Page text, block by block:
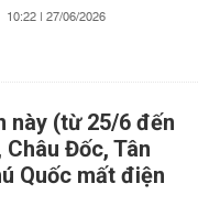
10:22 | 27/06/2026
này (từ 25/6 đến
Đốc, Tân
Quốc mất điện